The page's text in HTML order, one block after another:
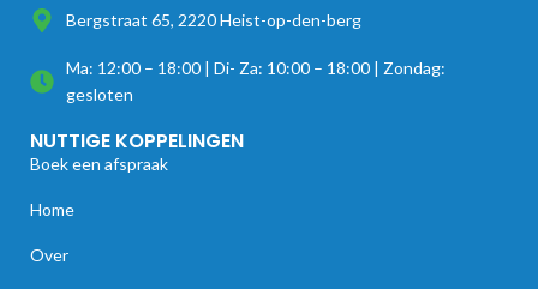
Bergstraat 65, 2220 Heist-op-den-berg
Ma: 12:00 – 18:00 | Di- Za: 10:00 – 18:00 | Zondag:
gesloten
NUTTIGE KOPPELINGEN
Boek een afspraak
Home
Over